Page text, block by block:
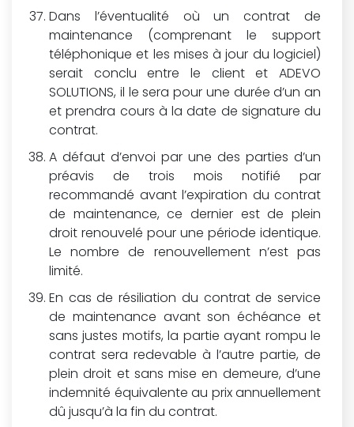
Dans l’éventualité où un contrat de
maintenance (comprenant le support
téléphonique et les mises à jour du logiciel)
serait conclu entre le client et ADEVO
SOLUTIONS, il le sera pour une durée d’un an
et prendra cours à la date de signature du
contrat.
A défaut d’envoi par une des parties d’un
préavis de trois mois notifié par
recommandé avant l’expiration du contrat
de maintenance, ce dernier est de plein
droit renouvelé pour une période identique.
Le nombre de renouvellement n’est pas
limité.
En cas de résiliation du contrat de service
de maintenance avant son échéance et
sans justes motifs, la partie ayant rompu le
contrat sera redevable à l’autre partie, de
plein droit et sans mise en demeure, d’une
indemnité équivalente au prix annuellement
dû jusqu’à la fin du contrat.